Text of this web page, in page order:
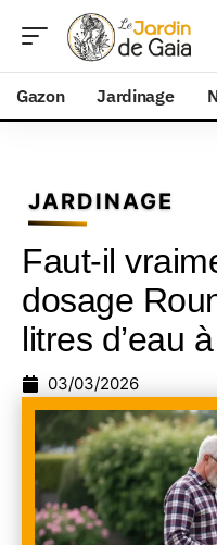
Gazon Jardinage
JARDINAGE
Faut-il
dosage
litres d’eau
03/03/2026